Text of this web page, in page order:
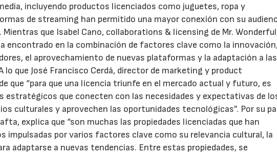
incluyendo productos licenciados como juguetes, ropa y
de streaming han permitido una mayor conexión con su
que Isabel Cano, collaborations & licensing de Mr.
encontrado en la combinación de factores clave como la
el aprovechamiento de nuevas plataformas y la adaptación a las
que José Francisco Cerdá, director de marketing y product
que “para que una licencia triunfe en el mercado actual y futuro, es
estratégicos que conecten con las necesidades y expectativas de
culturales y aprovechen las oportunidades tecnológicas”. Por su
explica que “son muchas las propiedades licenciadas que han
impulsadas por varios factores clave como su relevancia cultural, la
adaptarse a nuevas tendencias. Entre estas propiedades, se